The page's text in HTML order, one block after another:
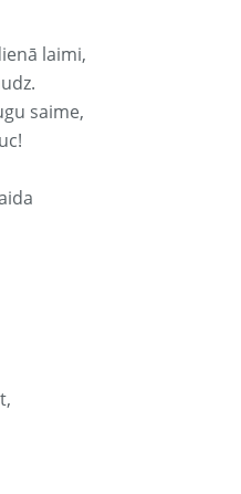
laimi,
saime,